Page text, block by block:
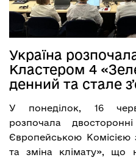
Україна
Кластером 4
денний та стале
У понеділок, 16
розпочала
Європейською Комісією
та зміна клімату», що